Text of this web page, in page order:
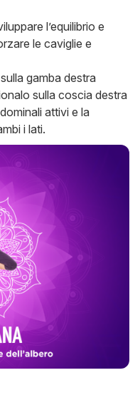
l’equilibrio e
le caviglie e
gamba destra
sulla coscia destra
attivi e la
i lati.